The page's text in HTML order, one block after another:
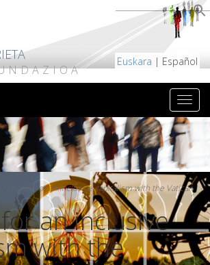
Euskara | Español
Council for an inclusive capitalism with the Vatican
an inclusive
with the